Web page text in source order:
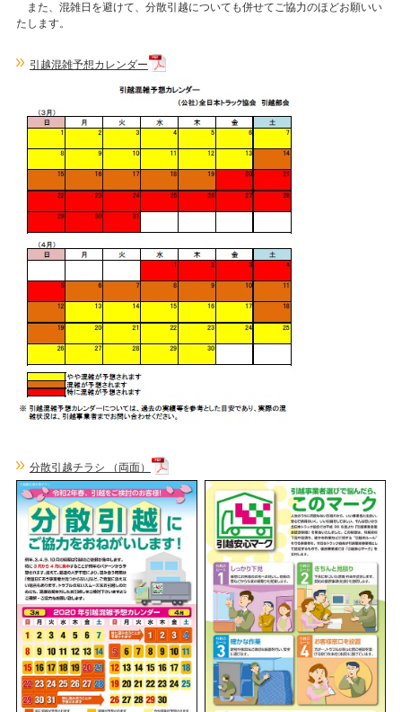
また、混雑日を避けて、分散引越についても併せてご協力のほどお願いい
たします。
引越混雑予想カレンダー
分散引越チラシ （両面）